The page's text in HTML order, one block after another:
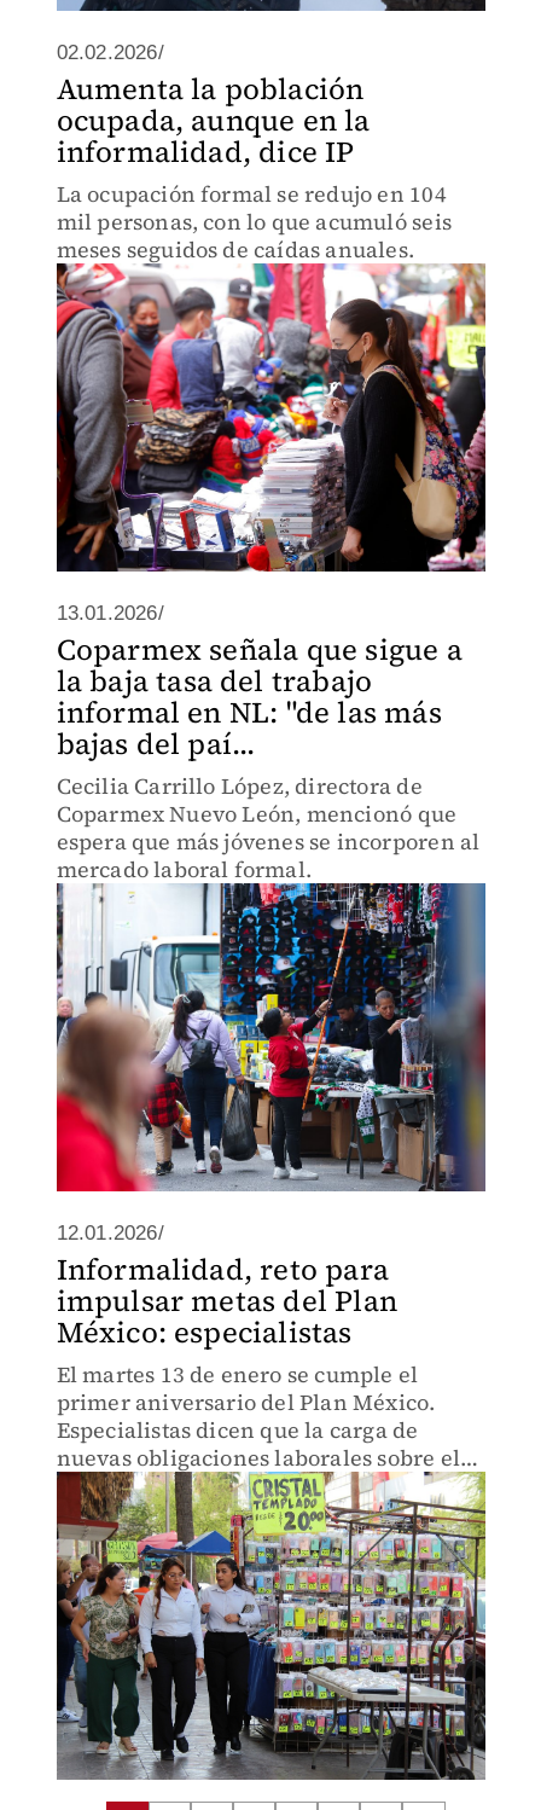
02.02.2026/
Aumenta la población
ocupada, aunque en la
informalidad, dice IP
La ocupación formal se redujo en 104
mil personas, con lo que acumuló seis
meses seguidos de caídas anuales.
13.01.2026/
Coparmex señala que sigue a
la baja tasa del trabajo
informal en NL: "de las más
bajas del paí...
Cecilia Carrillo López, directora de
Coparmex Nuevo León, mencionó que
espera que más jóvenes se incorporen al
mercado laboral formal.
12.01.2026/
Informalidad, reto para
impulsar metas del Plan
México: especialistas
El martes 13 de enero se cumple el
primer aniversario del Plan México.
Especialistas dicen que la carga de
nuevas obligaciones laborales sobre el
empleo formal podría frenar a las
pymes y limitar el cumplimiento de las
metas laborales rumbo a 2030.